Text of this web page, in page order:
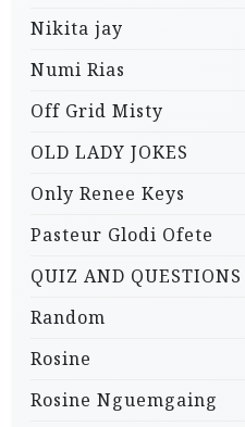
Nikita jay
Numi Rias
Off Grid Misty
OLD LADY JOKES
Only Renee Keys
Pasteur Glodi Ofete
QUIZ AND QUESTIONS
Random
Rosine
Rosine Nguemgaing